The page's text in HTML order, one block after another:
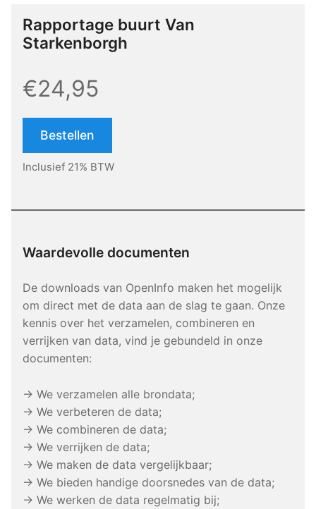
Rapportage buurt Van
Starkenborgh
€24,95
Bestellen
Inclusief 21% BTW
Waardevolle documenten
De downloads van OpenInfo maken het mogelijk
om direct met de data aan de slag te gaan. Onze
kennis over het verzamelen, combineren en
verrijken van data, vind je gebundeld in onze
documenten:
→ We verzamelen alle brondata;
→ We verbeteren de data;
→ We combineren de data;
→ We verrijken de data;
→ We maken de data vergelijkbaar;
→ We bieden handige doorsnedes van de data;
→ We werken de data regelmatig bij;